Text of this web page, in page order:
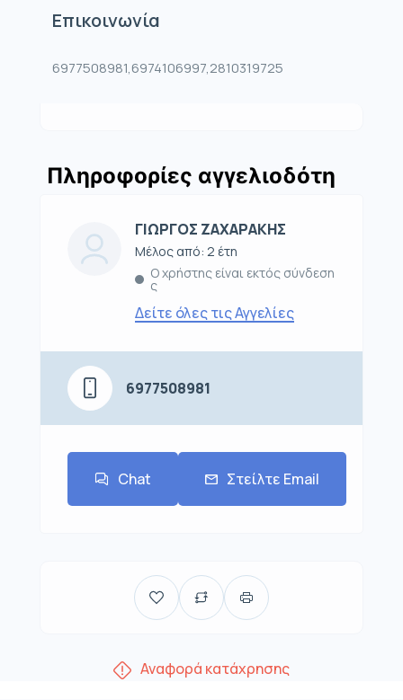
Επικοινωνία
6977508981,6974106997,2810319725
Πληροφορίες αγγελιοδότη
ΓΙΩΡΓΟΣ ΖΑΧΑΡΑΚΗΣ
Μέλος από: 2 έτη
Ο χρήστης είναι εκτός σύνδεση
ς
Δείτε όλες τις Αγγελίες
6977508981
Chat Στείλτε Email
Αναφορά κατάχρησης